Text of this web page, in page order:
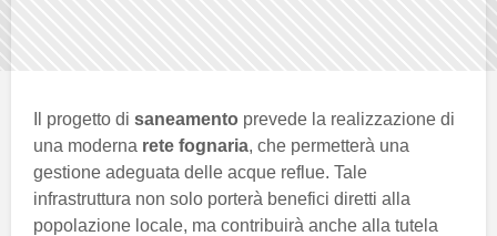
Il progetto di saneamento prevede la realizzazione di
una moderna rete fognaria, che permetterà una
gestione adeguata delle acque reflue. Tale
infrastruttura non solo porterà benefici diretti alla
popolazione locale, ma contribuirà anche alla tutela